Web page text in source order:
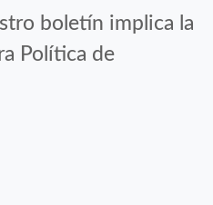
boletín implica la
Política de